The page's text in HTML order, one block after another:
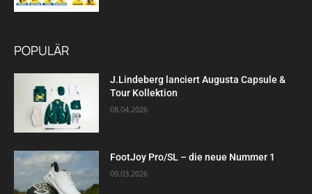
POPULÄR
J.Lindeberg lanciert Augusta Capsule &
Tour Kollektion
08.04.2026
FootJoy Pro/SL – die neue Nummer 1
09.03.2026